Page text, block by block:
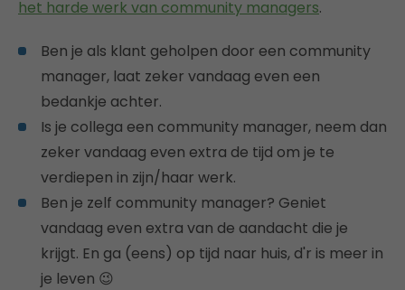
het harde werk van community managers.
Ben je als klant geholpen door een community
manager, laat zeker vandaag even een
bedankje achter.
Is je collega een community manager, neem dan
zeker vandaag even extra de tijd om je te
verdiepen in zijn/haar werk.
Ben je zelf community manager? Geniet
vandaag even extra van de aandacht die je
krijgt. En ga (eens) op tijd naar huis, d'r is meer in
je leven 😉